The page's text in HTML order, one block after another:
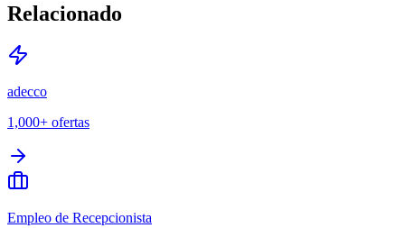
Relacionado
adecco
1,000+ ofertas
Empleo de Recepcionista